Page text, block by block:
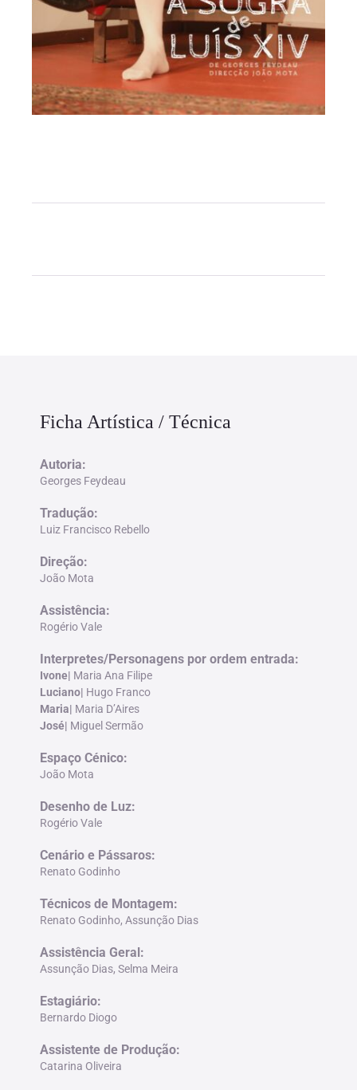
Ficha Artística / Técnica
Autoria:
Georges Feydeau
Tradução:
Luiz Francisco Rebello
Direção:
João Mota
Assistência:
Rogério Vale
Interpretes/Personagens por ordem entrada:
Ivone| Maria Ana Filipe
Luciano| Hugo Franco
Maria| Maria D’Aires
José| Miguel Sermão
Espaço Cénico:
João Mota
Desenho de Luz:
Rogério Vale
Cenário e Pássaros:
Renato Godinho
Técnicos de Montagem:
Renato Godinho, Assunção Dias
Assistência Geral:
Assunção Dias, Selma Meira
Estagiário:
Bernardo Diogo
Assistente de Produção:
Catarina Oliveira